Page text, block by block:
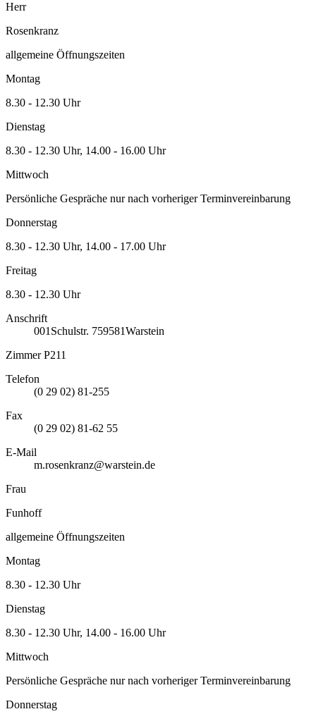
Herr
Rosenkranz
allgemeine Öffnungszeiten
Montag
8.30 - 12.30 Uhr
Dienstag
8.30 - 12.30 Uhr, 14.00 - 16.00 Uhr
Mittwoch
Persönliche Gespräche nur nach vorheriger Terminvereinbarung
Donnerstag
8.30 - 12.30 Uhr, 14.00 - 17.00 Uhr
Freitag
8.30 - 12.30 Uhr
Anschrift
001 Schulstr. 759581Warstein
Zimmer P211
Telefon
(0 29 02) 81-255
Fax
(0 29 02) 81-62 55
E-Mail
m.rosenkranz@warstein.de
Frau
Funhoff
allgemeine Öffnungszeiten
Montag
8.30 - 12.30 Uhr
Dienstag
8.30 - 12.30 Uhr, 14.00 - 16.00 Uhr
Mittwoch
Persönliche Gespräche nur nach vorheriger Terminvereinbarung
Donnerstag